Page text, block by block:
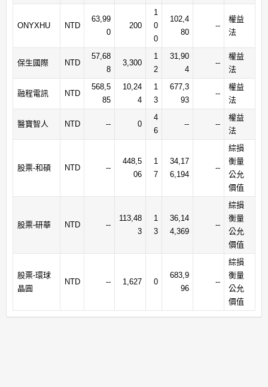
ONYXHU NTD
63,99
0
200
1
0
0
102,4
80
--
權益
法
保生國際 NTD
57,68
8
3,300
1
2
31,90
4
--
權益
法
融程電訊 NTD
568,5
85
10,24
4
1
3
677,3
93
--
權益
法
醫寶智人 NTD -- 0
4
6
-- --
權益
法
股票-和碩 NTD --
448,5
06
1
7
34,17
6,194
--
綜損
衡量
公允
價值
股票-研華 NTD --
113,48
3
1
3
36,14
4,369
--
綜損
衡量
公允
價值
股票-環球
晶圓
NTD -- 1,627 0
683,9
96
--
綜損
衡量
公允
價值